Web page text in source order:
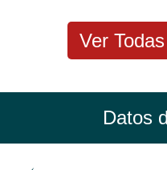
Ver
Datos